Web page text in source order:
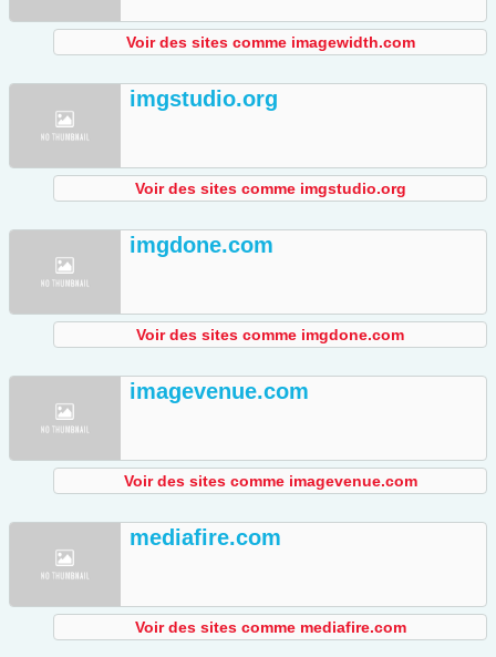
Voir des sites comme imagewidth.com
imgstudio.org
Voir des sites comme imgstudio.org
imgdone.com
Voir des sites comme imgdone.com
imagevenue.com
Voir des sites comme imagevenue.com
mediafire.com
Voir des sites comme mediafire.com